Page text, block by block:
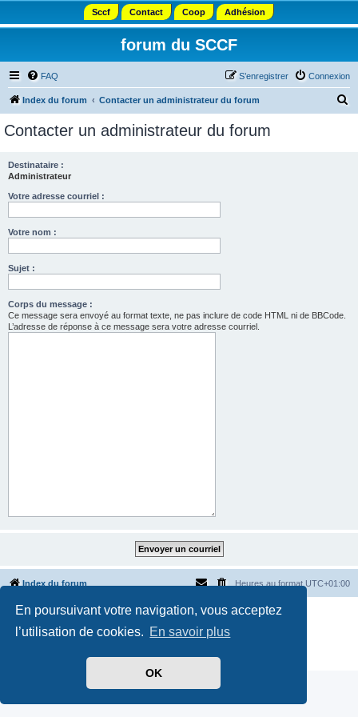
En poursuivant votre navigation, vous acceptez
l’utilisation de cookies. En savoir plus
OK
Sccf Contact Coop Adhésion
forum du SCCF
FAQ Connexion
S’enregistrer
Index du forum Contacter un administrateur du forum
Contacter un administrateur du forum
Destinataire :
Administrateur
Votre adresse courriel :
Votre nom :
Sujet :
Corps du message :
Ce message sera envoyé au format texte, ne pas inclure de code HTML ni de BBCode.
L’adresse de réponse à ce message sera votre adresse courriel.
Index du forum Heures au format UTC+01:00
Développé parphpBB® Forum Software © phpBB Limited
Traduit par
phpBB-fr.com
Style parSide-car club Français